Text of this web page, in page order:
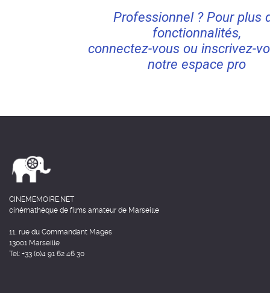
Professionnel ? Pour plus
fonctionnalités,
connectez-vous ou inscrivez-
notre espace pro
CINEMEMOIRE.NET
cinémathèque de films amateur de Marseille
11, rue du Commandant Mages
13001 Marseille
Tél: +33 (0)4 91 62 46 30